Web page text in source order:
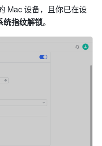
Mac 设备，且你已在设
统指纹解锁。